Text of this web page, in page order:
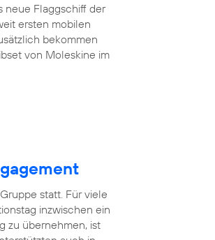
neue Flaggschiff der
ersten mobilen
bekommen
von Moleskine im
statt. Für viele
inzwischen ein
zu übernehmen, ist